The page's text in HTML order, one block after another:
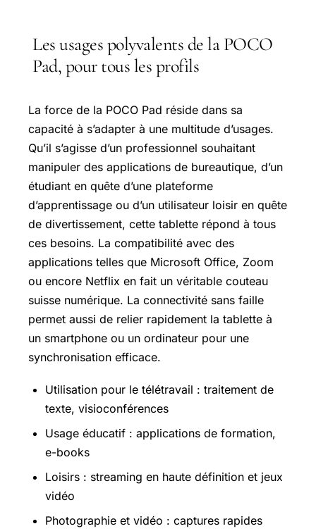
Les usages polyvalents de la POCO
Pad, pour tous les profils
La force de la POCO Pad réside dans sa
capacité à s’adapter à une multitude d’usages.
Qu’il s’agisse d’un professionnel souhaitant
manipuler des applications de bureautique, d’un
étudiant en quête d’une plateforme
d’apprentissage ou d’un utilisateur loisir en quête
de divertissement, cette tablette répond à tous
ces besoins. La compatibilité avec des
applications telles que Microsoft Office, Zoom
ou encore Netflix en fait un véritable couteau
suisse numérique. La connectivité sans faille
permet aussi de relier rapidement la tablette à
un smartphone ou un ordinateur pour une
synchronisation efficace.
Utilisation pour le télétravail : traitement de
texte, visioconférences
Usage éducatif : applications de formation,
e-books
Loisirs : streaming en haute définition et jeux
vidéo
Photographie et vidéo : captures rapides